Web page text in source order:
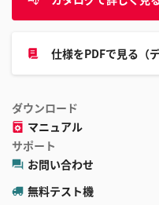
仕様をPDFで見る（
ダウンロード
マニュアル
サポート
お問い合わせ
無料テスト機